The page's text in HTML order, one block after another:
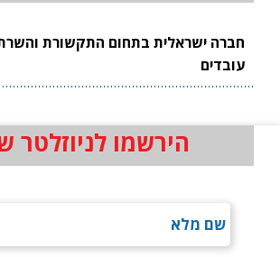
חברה ישראלית בתחום התקשורת
עובדים
הירשמו לניוזלטר